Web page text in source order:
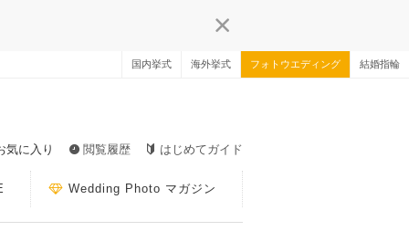
国内挙式 海外挙式 フォトウエディング 結婚指輪
気に入り 閲覧履歴 はじめてガイド
Wedding Photo マガジン